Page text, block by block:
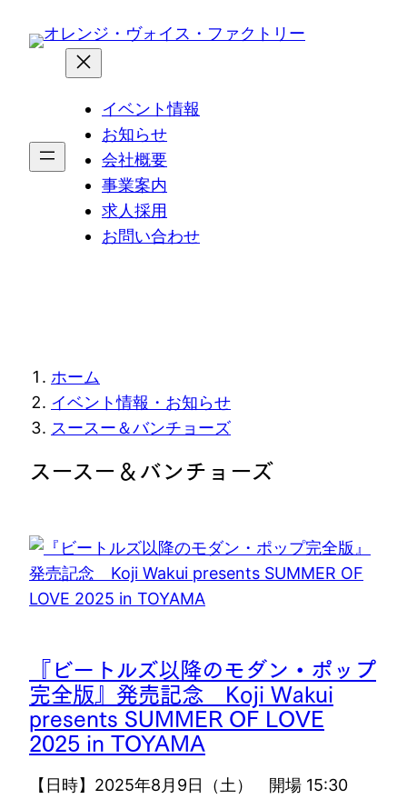
イベント情報
お知らせ
会社概要
事業案内
求人採用
お問い合わせ
現
在
位
置
ホーム
イベント情報・お知らせ
スースー＆バンチョーズ
スースー＆バンチョーズ
『ビートルズ以降のモダン・ポップ
完全版』発売記念 Koji Wakui
presents SUMMER OF LOVE
2025 in TOYAMA
【日時】2025年8月9日（土） 開場 15:30